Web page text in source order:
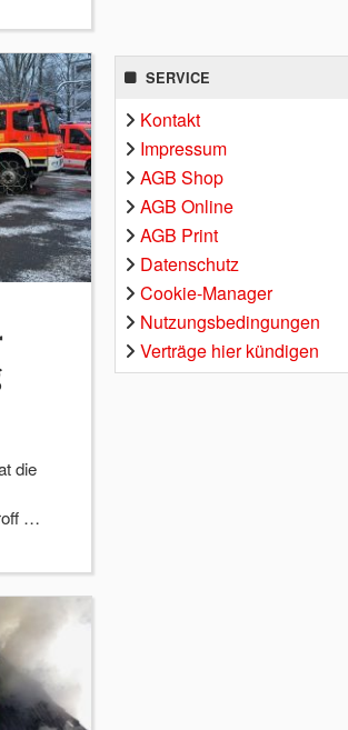
die
…
SERVICE
Kontakt
Impressum
AGB Shop
AGB Online
AGB Print
Datenschutz
Cookie-Manager
Nutzungsbedingungen
Verträge hier kündigen